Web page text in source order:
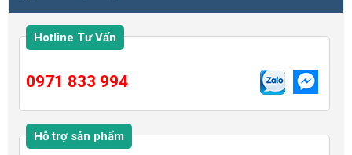
Hotline Tư Vấn
0971 833 994
Hỗ trợ sản phẩm